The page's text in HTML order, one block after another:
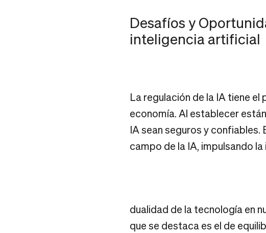
Desafíos y
inteligencia artificial
La regulación de la IA tiene
economía. Al establecer
IA sean seguros y
campo de la IA, impulsando
dualidad de la tecnología en
que se destaca es el de